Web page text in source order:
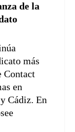
de la
más
Contact
en
Cádiz. En